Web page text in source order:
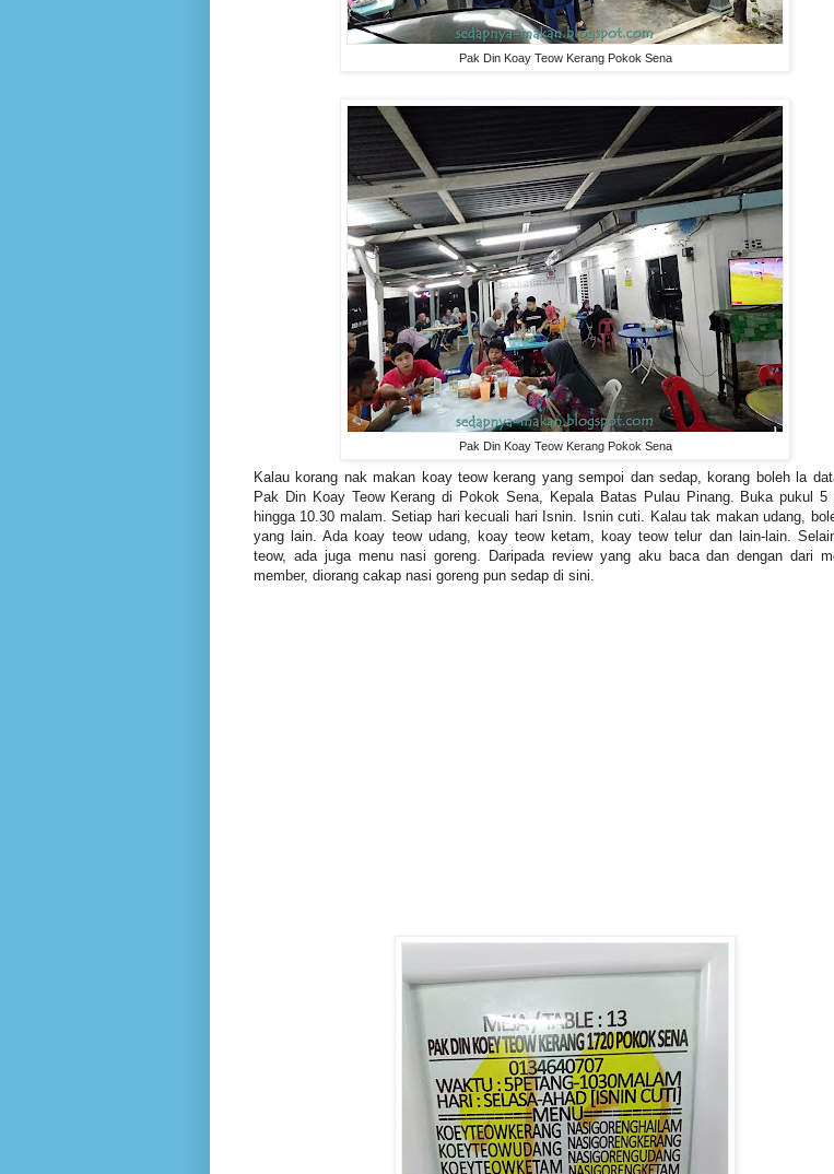
Pak Din Koay Teow Kerang Pokok Sena
Pak Din Koay Teow Kerang Pokok Sena
Kalau korang nak makan koay teow kerang yang sempoi dan sedap, korang boleh la
Pak Din Koay Teow Kerang di Pokok Sena, Kepala Batas Pulau Pinang. Buka pukul 5
hingga 10.30 malam. Setiap hari kecuali hari Isnin. Isnin cuti. Kalau tak makan udang,
yang lain. Ada koay teow udang, koay teow ketam, koay teow telur dan lain-lain.
teow, ada juga menu nasi goreng. Daripada review yang aku baca dan dengan dari
member, diorang cakap nasi goreng pun sedap di sini.